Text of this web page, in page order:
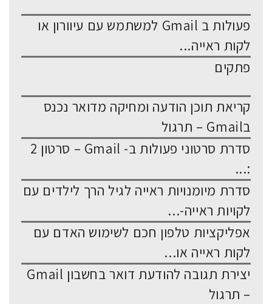
פעולות ב Gmail למשתמש עם עיוורון או
לקות ראייה...
פתקים
קריאת תוכן הודעה ומחיקה מדואר נכנס
בGmail – תרגול
סדרת סרטוני פעולות ב- Gmail – סרטון 2
:...
סדרת מיומנויות ראייה לגיל הרך לילדים עם
לקויות ראייה-...
אפליקציות טלפון חכם לשימוש האדם עם
לקות ראייה או...
יצירת תגובה להודעת דואר בחשבון Gmail
– תרגול